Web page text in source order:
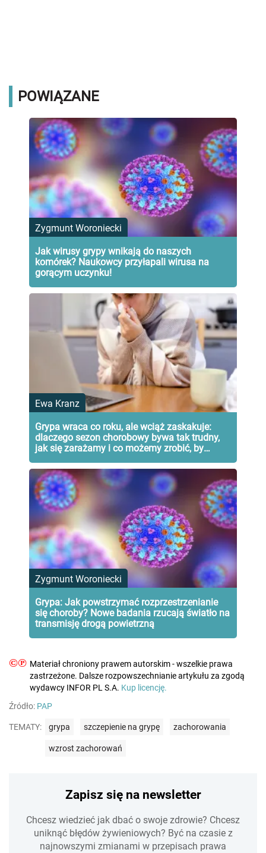
POWIĄZANE
Zygmunt Woroniecki
Jak wirusy grypy wnikają do naszych
komórek? Naukowcy przyłapali wirusa na
gorącym uczynku!
Ewa Kranz
Grypa wraca co roku, ale wciąż zaskakuje:
dlaczego sezon chorobowy bywa tak trudny,
jak się zarażamy i co możemy zrobić, by
Zygmunt Woroniecki
Grypa: Jak powstrzymać rozprzestrzenianie
się choroby? Nowe badania rzucają światło na
transmisję drogą powietrzną
©℗ Materiał chroniony prawem autorskim - wszelkie prawa
zastrzeżone. Dalsze rozpowszechnianie artykułu za zgodą
wydawcy INFOR PL S.A. Kup licencję.
Źródło: PAP
TEMATY: grypa szczepienie na grypę zachorowania
wzrost zachorowań
Zapisz się na newsletter
Chcesz wiedzieć jak dbać o swoje zdrowie? Chcesz
uniknąć błędów żywieniowych? Być na czasie z
najnowszymi zmianami w przepisach prawa